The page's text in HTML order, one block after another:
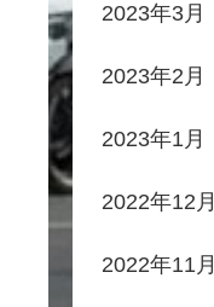
2023年3月
2023年2月
2023年1月
2022年12月
2022年11月